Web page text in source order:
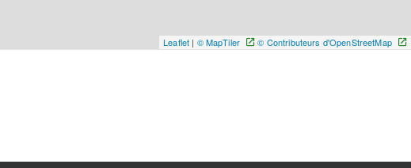
Leaflet | © MapTiler © Contributeurs d'OpenStreetMap